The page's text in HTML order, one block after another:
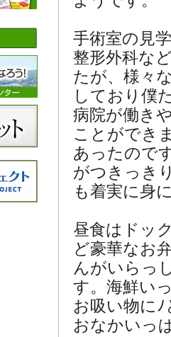
手術室の見
整形外科な
たが、様々
しており僕
病院が働き
ことができ
あったので
がつきっき
も着実に身
昼食はドッ
ど豪華なお
んがいらっ
す。海鮮い
お吸い物に
おなかいっ